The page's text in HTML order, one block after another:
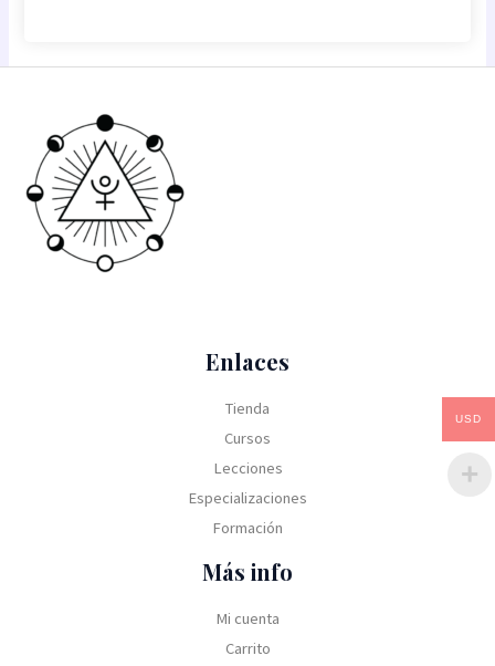
Enlaces
Tienda
Cursos
Lecciones
Especializaciones
Formación
Más info
Mi cuenta
Carrito
USD